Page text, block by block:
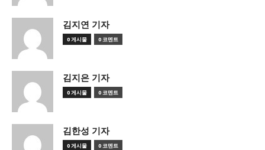
김지연 기자
0 게시물 0 코멘트
김지은 기자
0 게시물 0 코멘트
김한성 기자
0 게시물 0 코멘트